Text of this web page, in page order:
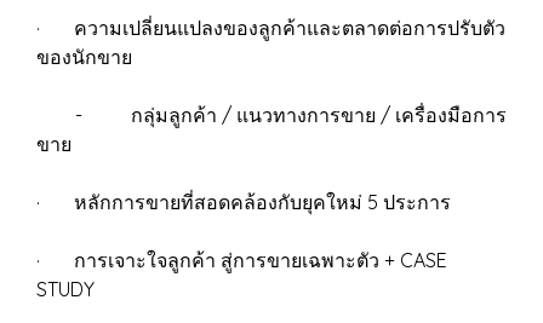
· ความเปลี่ยนแปลงของลูกค้าและตลาดต่อการปรับตัว
ของนักขาย
- กลุ่มลูกค้า / แนวทางการขาย / เครื่องมือการ
ขาย
· หลักการขายที่สอดคล้องกับยุคใหม่ 5 ประการ
· การเจาะใจลูกค้า สู่การขายเฉพาะตัว + CASE
STUDY